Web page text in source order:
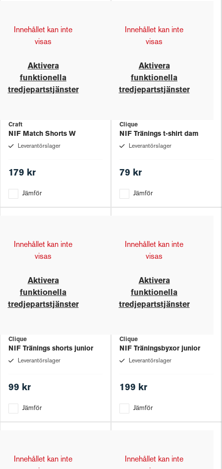
Innehållet kan inte
visas
Aktivera
funktionella
tredjepartstjänster
Craft
NIF Match Shorts W
Leverantörslager
179 kr
Jämför
Innehållet kan inte
visas
Aktivera
funktionella
tredjepartstjänster
Clique
NIF Tränings t-shirt dam
Leverantörslager
79 kr
Jämför
Innehållet kan inte
visas
Aktivera
funktionella
tredjepartstjänster
Clique
NIF Tränings shorts junior
Leverantörslager
99 kr
Jämför
Innehållet kan inte
visas
Aktivera
funktionella
tredjepartstjänster
Clique
NIF Träningsbyxor junior
Leverantörslager
199 kr
Jämför
Innehållet kan inte
Innehållet kan inte